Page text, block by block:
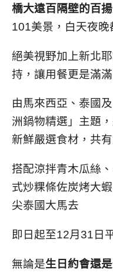
橋大遠百隔壁的百
101美景，白天夜晚
絕美視野加上新北
持，讓用餐更是滿
由馬來西亞、泰國
洲鍋物精選」主題
新鮮嚴選食材，共
搭配涼拌青木瓜絲
式炒粿條佐炭烤大蝦
尖泰國大馬去
即日起至12月 31 日
無論是生日約會還是